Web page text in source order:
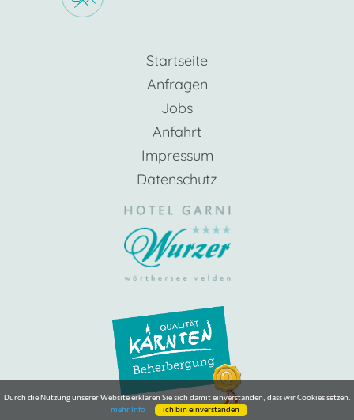
Startseite
Anfragen
Jobs
Anfahrt
Impressum
Datenschutz
Durch die Nutzung unserer Website erklären Sie sich damit einverstanden, dass wir Cookies setzen.
mehr Info
ich bin einverstanden